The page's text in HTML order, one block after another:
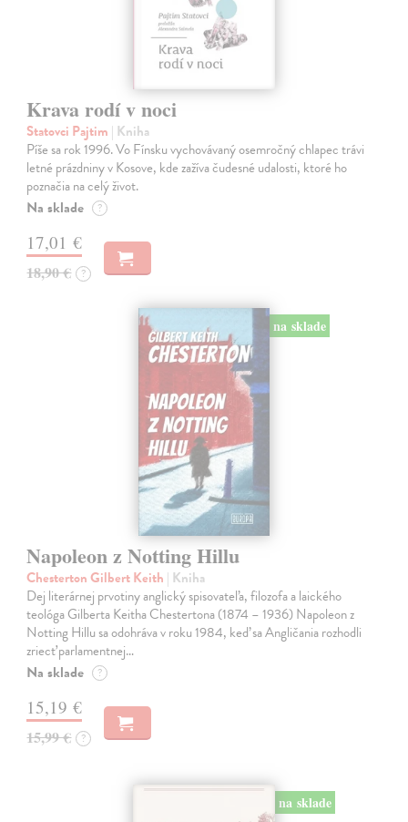
Krava rodí v noci
Statovci Pajtim | Kniha
Píše sa rok 1996. Vo Fínsku vychovávaný osemročný chlapec trávi
letné prázdniny v Kosove, kde zažíva čudesné udalosti, ktoré ho
poznačia na celý život.
Na sklade ?
17,01 €
18,90 € ?
na sklade
Napoleon z Notting Hillu
Chesterton Gilbert Keith | Kniha
Dej literárnej prvotiny anglický spisovateľa, filozofa a laického
teológa Gilberta Keitha Chestertona (1874 – 1936) Napoleon z
Notting Hillu sa odohráva v roku 1984, keď sa Angličania rozhodli
zriecť parlamentnej…
Na sklade ?
15,19 €
15,99 € ?
na sklade